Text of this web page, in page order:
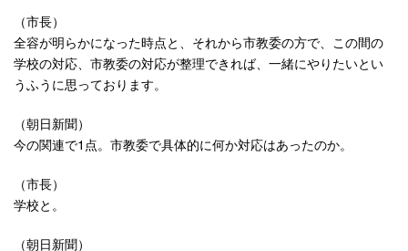
（市長）
全容が明らかになった時点と、それから市教委の方で、この間の
学校の対応、市教委の対応が整理できれば、一緒にやりたいとい
うふうに思っております。
（朝日新聞）
今の関連で1点。市教委で具体的に何か対応はあったのか。
（市長）
学校と。
（朝日新聞）